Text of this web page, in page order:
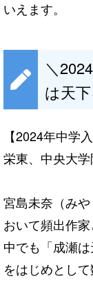
いえます。
＼
は天
【2024年中学
栄東、中央大
宮島未奈（み
おいて頻出作家
中でも「成瀬
をはじめとし